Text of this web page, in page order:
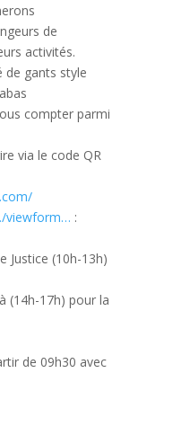
de
activités.
de gants style
compter parmi
via le code QR
viewform… :
Justice (10h-13h)
(14h-17h) pour la
de 09h30 avec